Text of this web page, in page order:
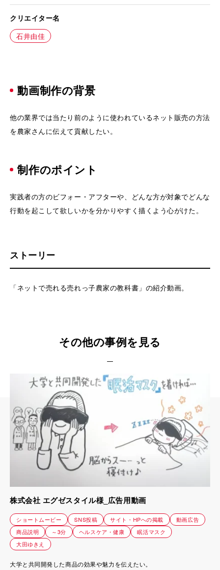
クリエイター名
石井由佳
動画制作の背景
他の業界では当たり前のように使われているネット販売の方法
を農家さんに伝えて貢献したい。
制作のポイント
実践者の方のビフォー・アフターや、どんな方が対象でどんな
行動を起こして欲しいかを分かりやすく描くよう心がけた。
ストーリー
「ネットで売れる売れっ子農家の教科書」の紹介動画。
その他の事例を見る
株式会社 エグゼスタイル様_広告用動画
ショートムービー SNS投稿 サイト・HPへの掲載
動画広告
商品説明
～3分 ヘルスケア・健康
眠活マスク
大田ゆきえ
大学と共同開発した商品の効果や魅力を伝えたい。